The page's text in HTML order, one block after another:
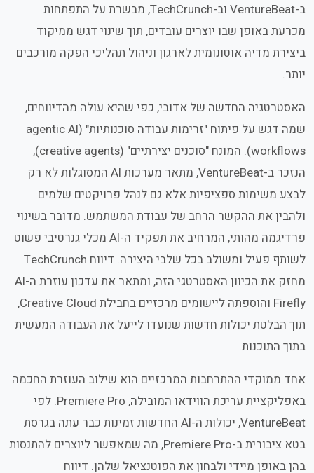
ב-VentureBeat וב-TechCrunch, מבשרת על התפתחות
מכרעת באופן שבו יוצרים עובדים, תוך שינוי דגש ממיקוד
ביצירת מדיה אוטונומית לארגון וניהול תהליכי הפקה מורכבים
יותר.
האסטרטגיה החדשה של אדובי, כפי שהיא עולה מהדיווחים,
שמה דגש על פיתוח "זרימות עבודה סוכנותיות" (agentic AI
workflows). המונח "סוכנים יצירתיים" (creative agents),
הנזכר ב-VentureBeat, מתאר מערכות AI המסוגלות לא רק
לבצע משימות ספציפיות אלא גם לנהל פרויקטים שלמים
ולהבין את ההקשר הרחב של עבודת המשתמש. מדובר בשינוי
פרדיגמה מהותי, המרחיב את תפקיד ה-AI מכלי גנרטיבי פשוט
לשותף פעיל ומשולב בכל שלבי היצירה. דיווח TechCrunch
מחזק את הכיוון האסטרטגי הזה, ומתאר את עדכון עוזרת ה-AI
Firefly והוספתה ליישומים מרכזיים בחבילת Creative Cloud,
תוך הבלטת יכולות חדשות שנועדו לייעל את העבודה המעשית
בתוך התוכנות.
אחד ממוקדי ההתרחבות המרכזיים הוא שילוב העוזרת החכמה
באפליקציית עריכת הווידאו המובילה, Premiere Pro. לפי
VentureBeat, יכולות ה-AI החדשות זמינות כבר עתה בגרסת
בטא ציבורית ב-Premiere Pro, מה שמאפשר ליוצרים להתנסות
בהן באופן מיידי ולבחון את הפוטנציאל שלהן. דיווח